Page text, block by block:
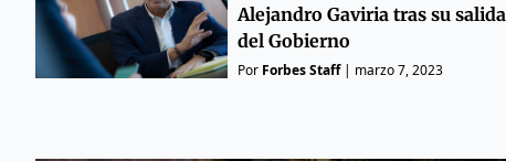
Alejandro Gaviria tras su salida
del Gobierno
Por Forbes Staff| marzo 7, 2023